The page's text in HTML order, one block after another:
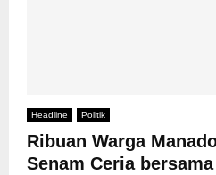
Headline Politik
Ribuan Warga
Senam Ceria